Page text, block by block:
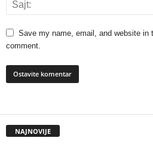
Save my name, email, and website in
comment.
NAJNOVIJE